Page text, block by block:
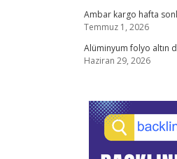
Ambar kargo hafta
Temmuz 1, 2026
Alüminyum folyo altın
Haziran 29, 2026